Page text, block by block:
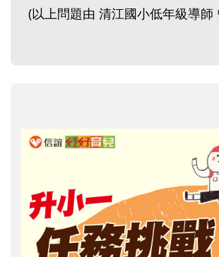
(以上問題由 清江國小低年級導師